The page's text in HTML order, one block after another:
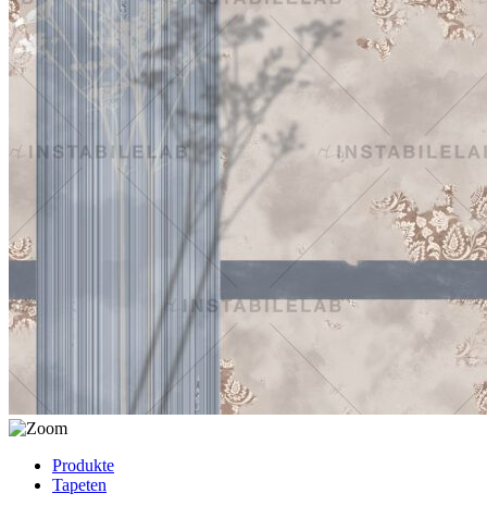
Produkte
Tapeten